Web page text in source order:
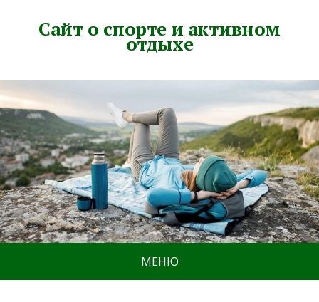
Сайт о спорте и активном
отдыхе
МЕНЮ